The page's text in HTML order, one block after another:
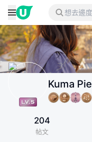
Kuma Pie
204
帖文